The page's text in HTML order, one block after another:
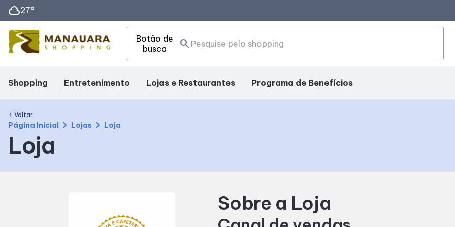
cloud27°
Botão de
busca
search
Shopping
Mapa Interno
Facilidades
Como Chegar
Entretenimento
Eventos
Lojas e Restaurantes
Delivery de Alimentação
Programa de Benefícios
arrow_backVoltar
Página Inicial chevron_right Lojas chevron_right Loja
Loja
Sobre a Loja